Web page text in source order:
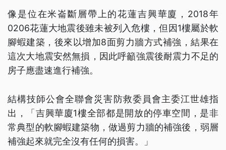
像是位在米崙斷層帶上的花蓮吉興華廈，2018年
0206花蓮大地震後雖未被列入危樓，但因1樓屬於軟
腳蝦建築，後來以增加8面剪力牆方式補強，結果在
這次大地震安然無損，因此呼籲強震後耐震力不足的
房子應盡速進行補強。
結構技師公會全聯會災害防救委員會主委江世雄指
出，「吉興華廈1樓全部都是開放的停車空間，是非
常典型的軟腳蝦建築物，做過剪力牆的補強後，弱層
補強起來就完全沒有任何的損害。」